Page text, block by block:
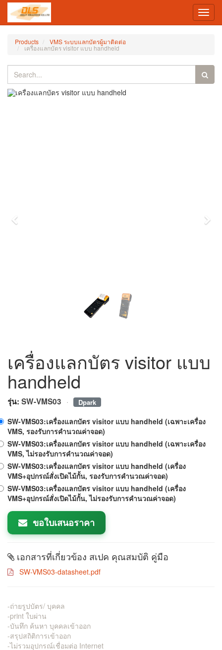
Products VMS ระบบแลกบัตรผู้มาติดต่อ
เครื่องแลกบัตร visitor แบบ handheld
เครื่องแลกบัตร visitor แบบ
handheld
รุ่น: SW-VMS03 · Dpark
SW-VMS03:เครื่องแลกบัตร visitor แบบ handheld (เฉพาะเครื่อง
VMS, รองรับการคำนวณค่าจอด)
SW-VMS03:เครื่องแลกบัตร visitor แบบ handheld (เฉพาะเครื่อง
VMS, ไม่รองรับการคำนวณค่าจอด)
SW-VMS03:เครื่องแลกบัตร visitor แบบ handheld (เครื่อง
VMS+อุปกรณ์สั่งเปิดไม้กั้น, รองรับการคำนวณค่าจอด)
SW-VMS03:เครื่องแลกบัตร visitor แบบ handheld (เครื่อง
VMS+อุปกรณ์สั่งเปิดไม้กั้น, ไม่รองรับการคำนวณค่าจอด)
ขอใบเสนอราคา
เอกสารที่เกี่ยวข้อง สเปค คุณสมบัติ คู่มือ
SW-VMS03-datasheet.pdf
-ถ่ายรูปบัตร/ บุคคล
-print ใบผ่าน
-บันทึก ค้นหา บุคคลเข้าออก
-สรุปสถิติการเข้าออก
-ไม่รวมอุปกรณ์เชื่อมต่อ Internet